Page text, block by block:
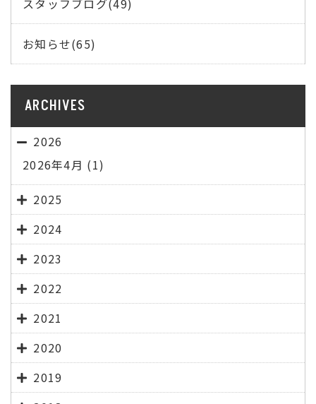
スタッフブログ(49)
お知らせ(65)
ARCHIVES
2026
2026年4月 (1)
2025
2024
2023
2022
2021
2020
2019